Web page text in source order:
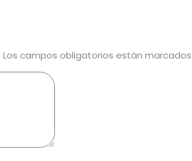
Los campos obligatorios están